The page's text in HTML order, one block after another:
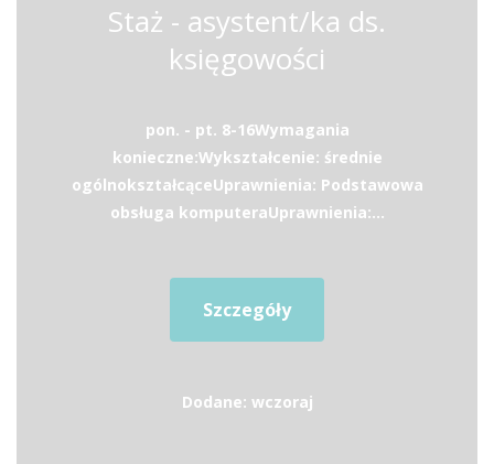
Staż - asystent/ka ds.
księgowości
pon. - pt. 8-16Wymagania
konieczne:Wykształcenie: średnie
ogólnokształcąceUprawnienia: Podstawowa
obsługa komputeraUprawnienia:...
Szczegóły
Dodane: wczoraj